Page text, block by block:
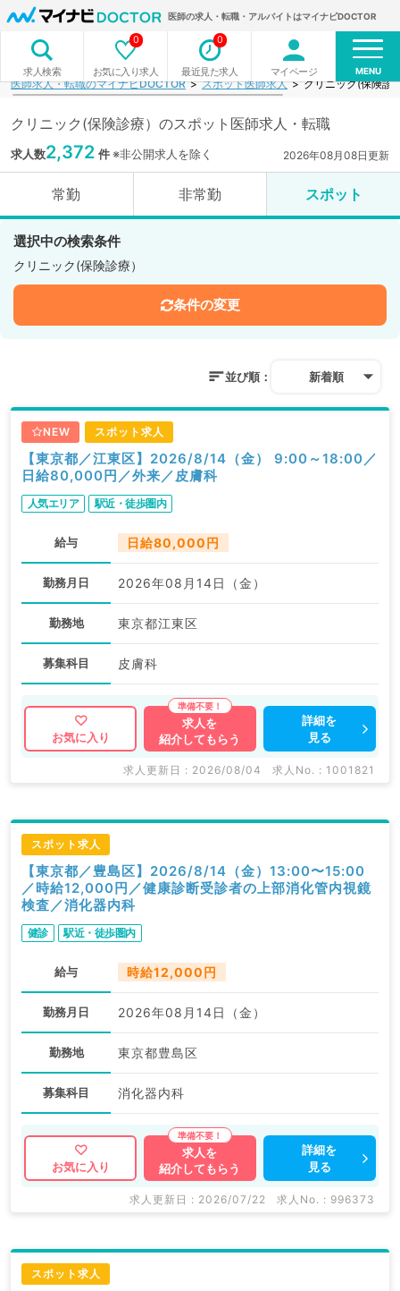
医師の求人・転職・アルバイトはマイナビDOCTOR
求人検索 お気に入り求人
0
最近見た求人
0
マイページ MENU
医師求人・転職のマイナビDOCTOR スポット医師求人 クリニック(保険診
クリニック(保険診療）のスポット医師求人・転職
求人数2,372 件※非公開求人を除く 2026年08月08日更新
常勤 非常勤 スポット
選択中の検索条件
クリニック(保険診療）
条件の変更
並び順： 新着順
NEW スポット求人
【東京都／江東区】2026/8/14（金） 9:00～18:00／
日給80,000円／外来／皮膚科
人気エリア 駅近・徒歩圏内
給与 日給80,000円
勤務月日 2026年08月14日（金）
勤務地 東京都江東区
募集科目 皮膚科
お気に入り
求人を
紹介してもらう
詳細を
見る
求人更新日 : 2026/08/04 求人No. : 1001821
スポット求人
【東京都／豊島区】2026/8/14（金）13:00〜15:00
／時給12,000円／健康診断受診者の上部消化管内視鏡
検査／消化器内科
健診 駅近・徒歩圏内
給与 時給12,000円
勤務月日 2026年08月14日（金）
勤務地 東京都豊島区
募集科目 消化器内科
お気に入り
求人を
紹介してもらう
詳細を
見る
求人更新日 : 2026/07/22 求人No. : 996373
スポット求人